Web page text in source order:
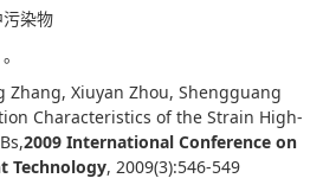
染物
Zhang, Xiuyan Zhou, Shengguang
Characteristics of the Strain High-
2009 International Conference on
Technology, 2009(3):546-549